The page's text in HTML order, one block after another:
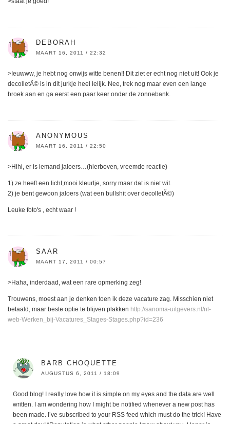
DEBORAH
MAART 16, 2011 / 22:32
>Ieuwww, je hebt nog onwijs witte benen!! Dit ziet er echt nog niet uit! Ook je
decolletÃ© is in dit jurkje heel lelijk. Nee, trek nog maar even een lange
broek aan en ga eerst een paar keer onder de zonnebank.
ANONYMOUS
MAART 16, 2011 / 22:50
>Hihi, er is iemand jaloers…(hierboven, vreemde reactie)
1) ze heeft een licht,mooi kleurtje, sorry maar dat is niet wit.
2) je bent gewoon jaloers (wat een bullshit over decolletÃ©)
Leuke foto's , echt waar !
SAAR
MAART 17, 2011 / 00:57
>Haha, inderdaad, wat een rare opmerking zeg!
Trouwens, moest aan je denken toen ik deze vacature zag. Misschien niet
betaald, maar beste optie te blijven plakken http://sanoma-uitgevers.nl/nl-
web-Werken_bij-Vacatures_Stages-Stages.php?id=236
BARB CHOQUETTE
AUGUSTUS 6, 2011 / 18:09
Good blog! I really love how it is simple on my eyes and the data are well
written. I am wondering how I might be notified whenever a new post has
been made. I’ve subscribed to your RSS feed which must do the trick! Have